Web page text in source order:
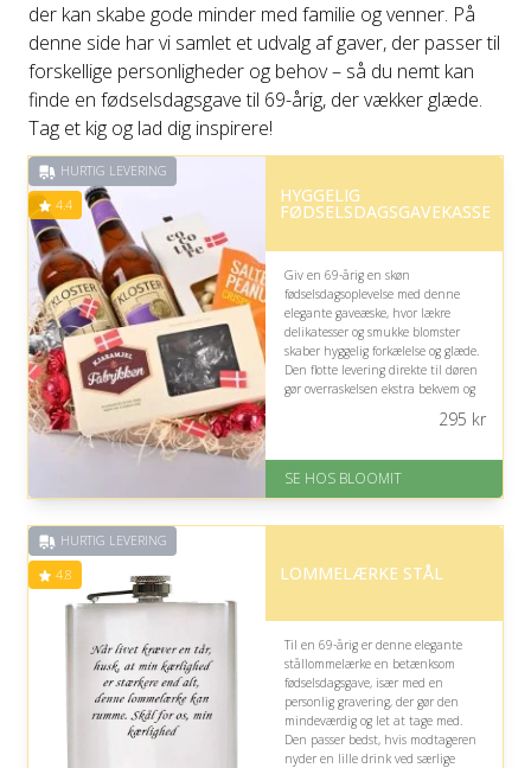
der kan skabe gode minder med familie og venner. På
denne side har vi samlet et udvalg af gaver, der passer til
forskellige personligheder og behov – så du nemt kan
finde en fødselsdagsgave til 69-årig, der vækker glæde.
Tag et kig og lad dig inspirere!
HURTIG LEVERING
4.4 HYGGELIG
FØDSELSDAGSGAVEKASSE
Giv en 69-årig en skøn
fødselsdagsoplevelse med denne
elegante gaveæske, hvor lækre
delikatesser og smukke blomster
skaber hyggelig forkælelse og glæde.
Den flotte levering direkte til døren
gør overraskelsen ekstra bekvem og
På lager
Levering: samme dag eller efter
Fremragende Trustpilot rating
295 kr
SE HOS BLOOMIT
HURTIG LEVERING
4.8 LOMMELÆRKE STÅL
Til en 69-årig er denne elegante
stållommelærke en betænksom
fødselsdagsgave, især med en
personlig gravering, der gør den
mindeværdig og let at tage med.
Den passer bedst, hvis modtageren
nyder en lille drink ved særlige